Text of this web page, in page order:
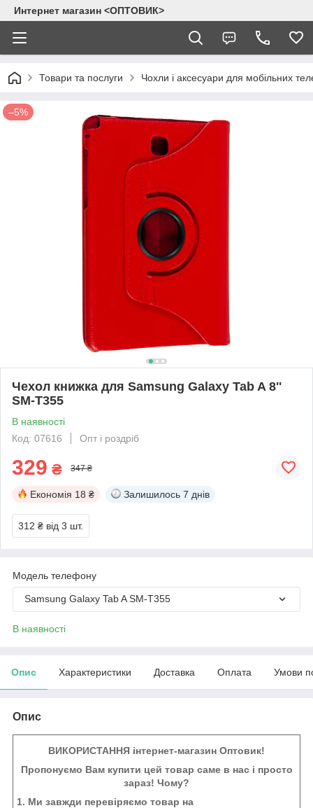
Интернет магазин <ОПТОВИК>
Товари та послуги Чохли і аксесуари для мобільних
–5%
Чехол книжка для Samsung Galaxy Tab A 8''
SM-T355
В наявності
Код: 07616
Опт і роздріб
329 ₴ 347 ₴
Економія 18 ₴ Залишилось 7 днів
312 ₴ від 3 шт.
Модель телефону
Samsung Galaxy Tab A SM-T355
В наявності
Опис Характеристики Доставка Оплата Умови
Опис
ВИКОРИСТАННЯ інтернет-магазин Оптовик!
Пропонуємо Вам купити цей товар саме в нас і просто
зараз! Чому?
1. Ми завжди перевіряємо товар на